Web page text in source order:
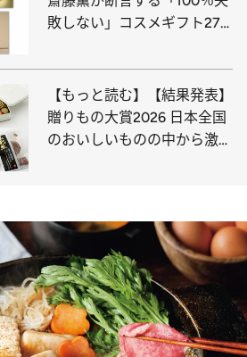
敗しない」コスメギフト27
【もっと読む】【結果発表】
贈りもの大賞2026 日本全国
のおいしいものの中から激戦
は信州を代表するクラシック
ホテルの逸品に決定！